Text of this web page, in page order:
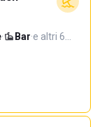
· Bar·e altri 6…